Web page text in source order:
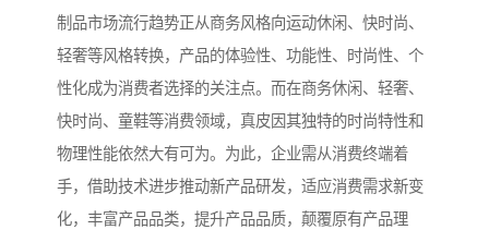
制品市场流行趋势正从商务风格向运动休闲、快时尚、
轻奢等风格转换，产品的体验性、功能性、时尚性、个
性化成为消费者选择的关注点。而在商务休闲、轻奢、
快时尚、童鞋等消费领域，真皮因其独特的时尚特性和
物理性能依然大有可为。为此，企业需从消费终端着
手，借助技术进步推动新产品研发，适应消费需求新变
化，丰富产品品类，提升产品品质，颠覆原有产品理